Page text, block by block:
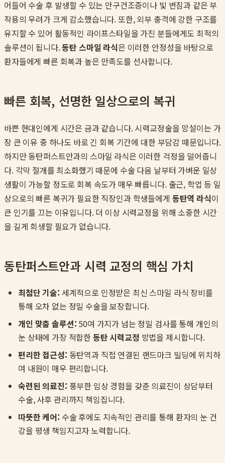
어들어 수술 후 발생할 수 있는 안구건조증이나 빛 번짐과 같은 부
작용의 우려가 크게 감소했습니다. 또한, 외부 충격에 강한 구조를
유지할 수 있어 활동적인 라이프스타일을 가진 분들에게도 최적의
솔루션이 됩니다.동탄 스마일 라식은 이러한 안정성을 바탕으로
환자들에게 빠른 회복과 높은 만족도를 선사합니다.
빠른 회복, 선명한 일상으로의 복귀
바쁜 현대인에게 시간은 금과 같습니다. 시력교정술을 망설이는 가
장 큰 이유 중 하나도 바로 긴 회복 기간에 대한 부담감 때문입니다.
하지만 동탄퍼스트안과의 스마일 라식은 이러한 걱정을 덜어줍니
다. 각막 절개를 최소화했기 때문에 수술 다음 날부터 가벼운 일상
생활이 가능할 정도로 회복 속도가 매우 빠릅니다. 출근, 학업 등 일
상으로의 빠른 복귀가 필요한 직장인과 학생들에게 동탄역 라식이
큰 인기를 끄는 이유입니다. 더 이상 시력교정을 위해 소중한 시간
을 길게 희생할 필요가 없습니다.
동탄퍼스트안과 시력 교정의 핵심 가치
최첨단 기술: 세계적으로 인정받은 최신 스마일 라식 장비를
통해 오차 없는 정밀 수술을 보장합니다.
개인 맞춤 솔루션: 50여 가지가 넘는 정밀 검사를 통해 개인의
눈 상태에 가장 적합한동탄 시력교정 방법을 제시합니다.
편리한 접근성: 동탄역과 직접 연결된 랜드마크 빌딩에 위치하
여 내원이 매우 편리합니다.
숙련된 의료진: 풍부한 임상 경험을 갖춘 의료진이 상담부터
수술, 사후 관리까지 책임집니다.
따뜻한 케어: 수술 후에도 지속적인 관리를 통해 환자의 눈 건
강을 평생 책임지고자 노력합니다.